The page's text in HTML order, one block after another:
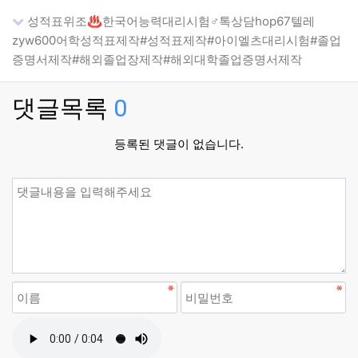
성적표위조♨한국어능력대리시험♂톡상담hop67텔레
zyw600어학성적표제작#성적표제작#아이엘츠대리시험#졸업
증명서제작#해외졸업장제작#해외대학졸업증명서제작
댓글목록 0
등록된 댓글이 없습니다.